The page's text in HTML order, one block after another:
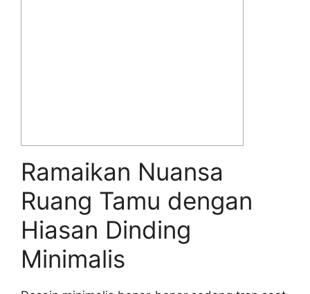
Ramaikan Nuansa
Ruang Tamu dengan
Hiasan Dinding
Minimalis